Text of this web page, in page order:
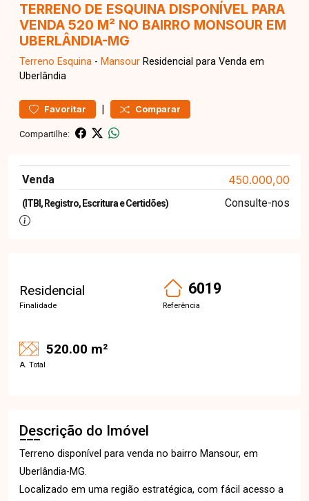
TERRENO DE ESQUINA DISPONÍVEL PARA
VENDA 520 M² NO BAIRRO MONSOUR EM
UBERLÂNDIA-MG
Terreno Esquina - Mansour Residencial para Venda em
Uberlândia
Favoritar | Comparar
Compartilhe:
Venda 450.000,00
(ITBI, Registro, Escritura e Certidões) Consulte-nos
Residencial
Finalidade
6019
Referência
520.00 m²
A. Total
Descrição do Imóvel
Terreno disponível para venda no bairro Mansour, em
Uberlândia-MG.
Localizado em uma região estratégica, com fácil acesso a